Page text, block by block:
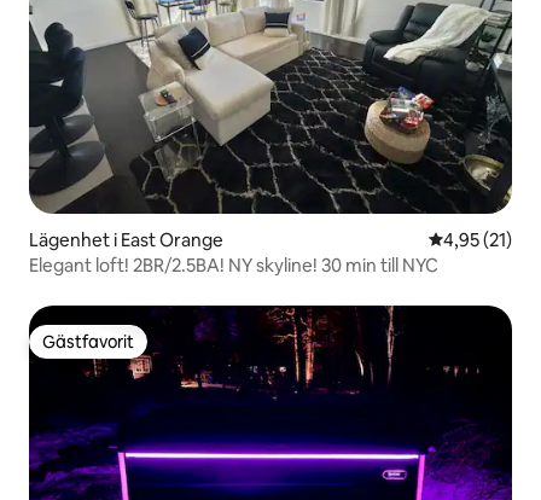
Lägenhet i East Orange 4,95 av 5 i
4,95 (21)
Elegant loft! 2BR/2.5BA! NY skyline! 30 min till NYC
Gästfavorit
Gästfavorit